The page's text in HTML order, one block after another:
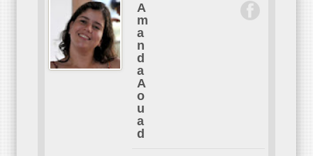
A
m
a
n
d
a
A
o
u
a
d